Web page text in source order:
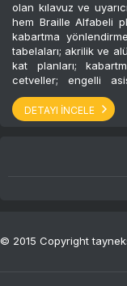
olan kılavuz ve
hem Braille Alfabeli
kabartma
tabelaları; akrilik ve
kat planları;
cetveller; engelli
kiosklar; uyarı
modüllerinden
engelsiz erişim için
DETAYI İNCELE
© 2015 Copyright